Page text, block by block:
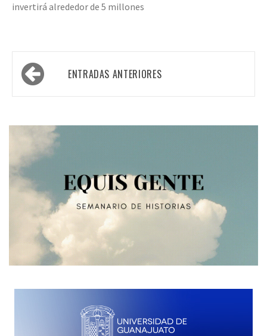
invertirá alrededor de 5 millones
Navegación
de ENTRADAS ANTERIORES